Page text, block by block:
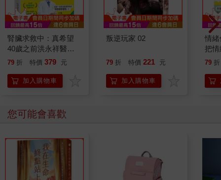
腎臟求救中：真希望
40歲之前洪永祥醫師
就告訴我這些事
79 折 特價 379 元
加入購物車
叛逆玩家 02
79 折 特價 221 元
加入購物車
情
把
誰
79 折
您可能會喜歡